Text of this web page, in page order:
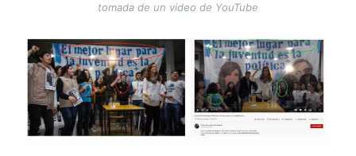
tomada de un video de YouTube
Image